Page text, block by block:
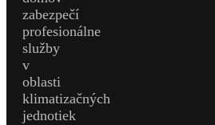
zabezpečí
profesionálne
služby
v
oblasti
klimatizačných
jednotiek